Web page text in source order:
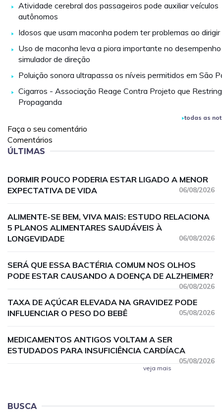
Atividade cerebral dos passageiros pode auxiliar veículos
autônomos
Idosos que usam maconha podem ter problemas ao dirigir
Uso de maconha leva a piora importante no
simulador de direção
Poluição sonora ultrapassa os níveis permitidos em São
Cigarros - Associação Reage Contra Projeto que
Propaganda
todas as
Faça o seu comentário
Comentários
ÚLTIMAS
DORMIR POUCO PODERIA ESTAR LIGADO A MENOR
EXPECTATIVA DE VIDA
06/08/2026
ALIMENTE-SE BEM, VIVA MAIS: ESTUDO RELACIONA
5 PLANOS ALIMENTARES SAUDÁVEIS À
LONGEVIDADE
06/08/2026
SERÁ QUE ESSA BACTÉRIA COMUM NOS OLHOS
PODE ESTAR CAUSANDO A DOENÇA DE ALZHEIMER?
06/08/2026
TAXA DE AÇÚCAR ELEVADA NA GRAVIDEZ PODE
INFLUENCIAR O PESO DO BEBÊ
05/08/2026
MEDICAMENTOS ANTIGOS VOLTAM A SER
ESTUDADOS PARA INSUFICIÊNCIA CARDÍACA
05/08/2026
veja mais
BUSCA